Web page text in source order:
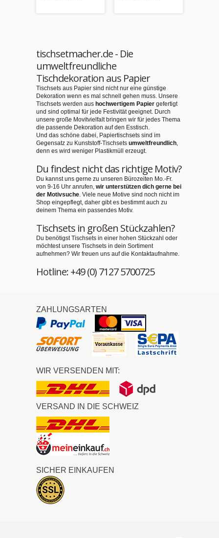
tischsetmacher.de - Die
umweltfreundliche
Tischdekoration aus Papier
Tischsets aus Papier sind nicht nur eine günstige
Dekoration wenn es mal schnell gehen muss. Unsere
Tischsets werden aus hochwertigem Papier gefertigt
und sind optimal für jede Festivität geeignet. Durch
unsere große Movitvielfalt bringen wir für jedes Thema
die passende Dekoration auf den Esstisch.
Und das schöne dabei, Papiertischsets sind im
Gegensatz zu Kunststoff-Tischsets umweltfreundlich,
denn es wird weniger Plastikmüll erzeugt.
Du findest nicht das richtige Motiv?
Du kannst uns gerne zu unseren Bürozeiten Mo.-Fr.
von 9-16 Uhr anrufen, wir unterstützen dich gerne bei
der Motivsuche. Viele neue Motive sind noch nicht im
Shop eingepflegt, daher gibt es bestimmt auch zu
deinem Thema ein passendes Motiv.
Tischsets in großen Stückzahlen?
Du benötigst Tischsets in einer hohen Stückzahl oder
möchtest unsere Tischsets in dein Sortiment
aufnehmen? Wir freuen uns auf die Kontaktaufnahme.
Hotline: +49 (0) 7127 5700725
ZAHLUNGSARTEN
WIR VERSENDEN MIT:
VERSAND IN DIE SCHWEIZ
SICHER EINKAUFEN